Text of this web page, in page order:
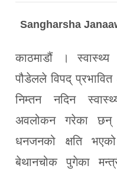
Sangharsha
काठमाडौं ।
पौडेलले विपद् प्रभावित
निम्तन नदिन
अवलोकन गरेका छन्
धनजनको क्षति
बेथानचोक पुगेका